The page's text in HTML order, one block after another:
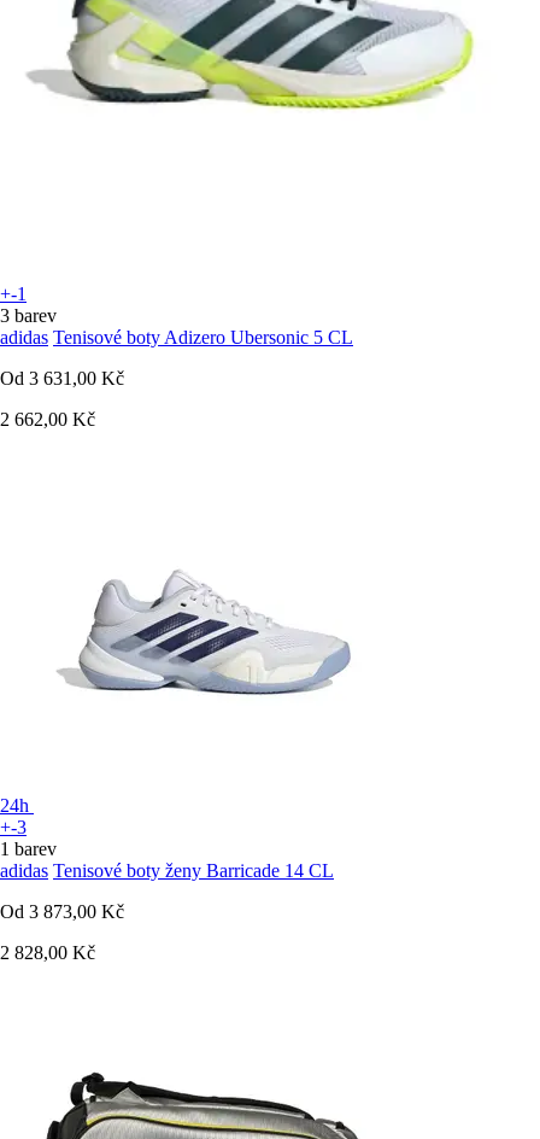
+-1
3 barev
adidas Tenisové boty Adizero Ubersonic 5 CL
Od 3 631,00 Kč
2 662,00 Kč
24h
+-3
1 barev
adidas Tenisové boty ženy Barricade 14 CL
Od 3 873,00 Kč
2 828,00 Kč